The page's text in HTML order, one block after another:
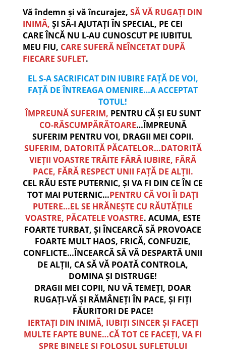
Vă îndemn și vă încurajez, SĂ VĂ RUGAȚI DIN
INIMĂ, ȘI SĂ-I AJUTAȚI ÎN SPECIAL, PE CEI
CARE ÎNCĂ NU L-AU CUNOSCUT PE IUBITUL
MEU FIU, CARE SUFERĂ NEÎNCETAT DUPĂ
FIECARE SUFLET.
EL S-A SACRIFICAT DIN IUBIRE FAȚĂ DE VOI,
FAȚĂ DE ÎNTREAGA OMENIRE…A ACCEPTAT
TOTUL!
ÎMPREUNĂ SUFERIM, PENTRU CĂ ȘI EU SUNT
CO-RĂSCUMPĂRĂTOARE…ÎMPREUNĂ
SUFERIM PENTRU VOI, DRAGII MEI COPII.
SUFERIM, DATORITĂ PĂCATELOR…DATORITĂ
VIEȚII VOASTRE TRĂITE FĂRĂ IUBIRE, FĂRĂ
PACE, FĂRĂ RESPECT UNII FAȚĂ DE ALȚII.
CEL RĂU ESTE PUTERNIC, ȘI VA FI DIN CE ÎN CE
TOT MAI PUTERNIC…PENTRU CĂ VOI ÎI DAȚI
PUTERE…EL SE HRĂNEȘTE CU RĂUTĂȚILE
VOASTRE, PĂCATELE VOASTRE. ACUMA, ESTE
FOARTE TURBAT, ȘI ÎNCEARCĂ SĂ PROVOACE
FOARTE MULT HAOS, FRICĂ, CONFUZIE,
CONFLICTE…ÎNCEARCĂ SĂ VĂ DESPARTĂ UNII
DE ALȚII, CA SĂ VĂ POATĂ CONTROLA,
DOMINA ȘI DISTRUGE!
DRAGII MEI COPII, NU VĂ TEMEȚI, DOAR
RUGAȚI-VĂ ȘI RĂMÂNEȚI ÎN PACE, ȘI FIȚI
FĂURITORI DE PACE!
IERTAȚI DIN INIMĂ, IUBIȚI SINCER ȘI FACEȚI
MULTE FAPTE BUNE…CĂ TOT CE FACEȚI, VA FI
SPRE BINELE ȘI FOLOSUL SUFLETULUI